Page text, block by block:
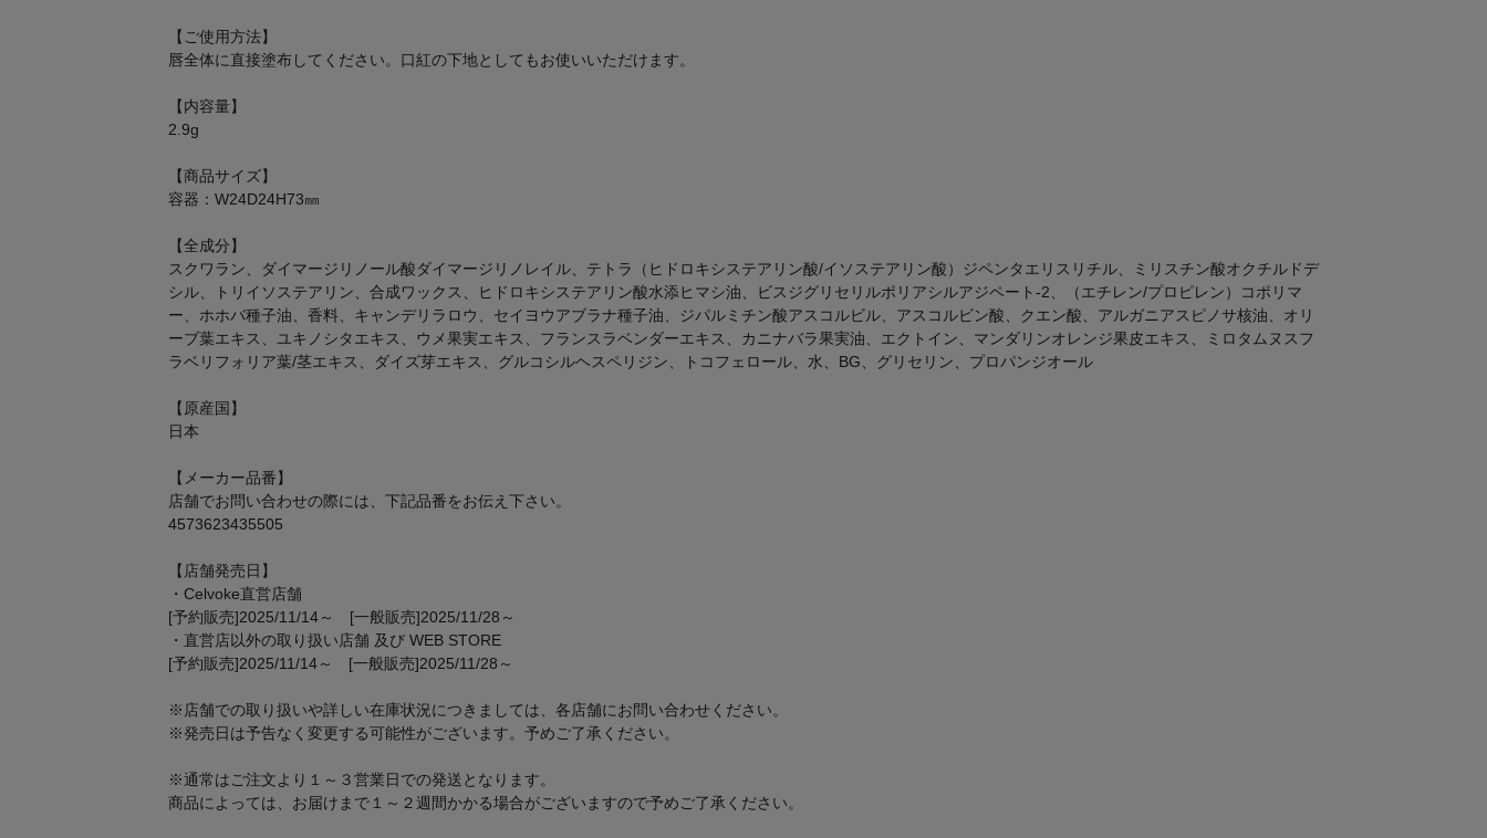
【ご使用方法】
唇全体に直接塗布してください。口紅の下地としてもお使いいただけます。
【内容量】
2.9g
【商品サイズ】
容器：W24D24H73㎜
【全成分】
スクワラン、ダイマージリノール酸ダイマージリノレイル、テトラ（ヒドロキシステアリン酸/イソステアリン酸）ジペンタエリスリチル、ミリスチン酸オクチルドデ
シル、トリイソステアリン、合成ワックス、ヒドロキシステアリン酸水添ヒマシ油、ビスジグリセリルポリアシルアジペート-2、（エチレン/プロピレン）コポリマ
ー、ホホバ種子油、香料、キャンデリラロウ、セイヨウアブラナ種子油、ジパルミチン酸アスコルビル、アスコルビン酸、クエン酸、アルガニアスピノサ核油、オリ
ーブ葉エキス、ユキノシタエキス、ウメ果実エキス、フランスラベンダーエキス、カニナバラ果実油、エクトイン、マンダリンオレンジ果皮エキス、ミロタムヌスフ
ラベリフォリア葉/茎エキス、ダイズ芽エキス、グルコシルヘスペリジン、トコフェロール、水、BG、グリセリン、プロパンジオール
【原産国】
日本
【メーカー品番】
店舗でお問い合わせの際には、下記品番をお伝え下さい。
4573623435505
【店舗発売日】
・Celvoke直営店舗
[予約販売]2025/11/14～ [一般販売]2025/11/28～
・直営店以外の取り扱い店舗 及び WEB STORE
[予約販売]2025/11/14～ [一般販売]2025/11/28～
※店舗での取り扱いや詳しい在庫状況につきましては、各店舗にお問い合わせください。
※発売日は予告なく変更する可能性がございます。予めご了承ください。
※通常はご注文より１～３営業日での発送となります。
商品によっては、お届けまで１～２週間かかる場合がございますので予めご了承ください。